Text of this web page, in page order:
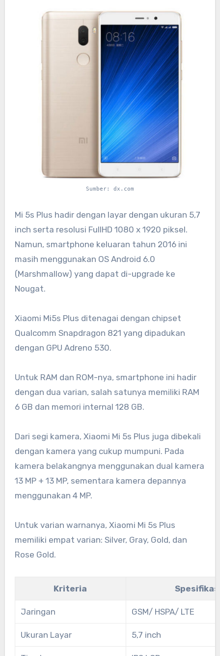
Sumber: dx.com
Mi 5s Plus hadir dengan layar dengan ukuran 5,7
inch serta resolusi FullHD 1080 x 1920 piksel.
Namun, smartphone keluaran tahun 2016 ini
masih menggunakan OS Android 6.0
(Marshmallow) yang dapat di-upgrade ke
Nougat.
Xiaomi Mi5s Plus ditenagai dengan chipset
Qualcomm Snapdragon 821 yang dipadukan
dengan GPU Adreno 530.
Untuk RAM dan ROM-nya, smartphone ini hadir
dengan dua varian, salah satunya memiliki RAM
6 GB dan memori internal 128 GB.
Dari segi kamera, Xiaomi Mi 5s Plus juga dibekali
dengan kamera yang cukup mumpuni. Pada
kamera belakangnya menggunakan dual kamera
13 MP + 13 MP, sementara kamera depannya
menggunakan 4 MP.
Untuk varian warnanya, Xiaomi Mi 5s Plus
memiliki empat varian: Silver, Gray, Gold, dan
Rose Gold.
Kriteria
Jaringan GSM/ HSPA/ LTE
Ukuran Layar 5,7 inch